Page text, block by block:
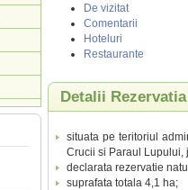
De vizitat
Comentarii
Hoteluri
Restaurante
Detalii
situata pe teritoriul
Crucii si Paraul Lupului,
declarata rezervatie
suprafata totala 4,1 ha;